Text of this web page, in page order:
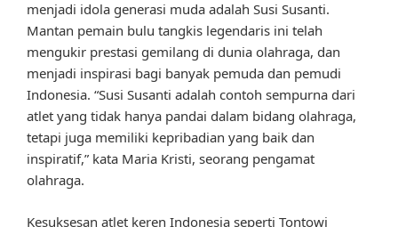
menjadi idola generasi muda adalah Susi Susanti.
Mantan pemain bulu tangkis legendaris ini telah
mengukir prestasi gemilang di dunia olahraga, dan
menjadi inspirasi bagi banyak pemuda dan pemudi
Indonesia. “Susi Susanti adalah contoh sempurna dari
atlet yang tidak hanya pandai dalam bidang olahraga,
tetapi juga memiliki kepribadian yang baik dan
inspiratif,” kata Maria Kristi, seorang pengamat
olahraga.
Kesuksesan atlet keren Indonesia seperti Tontowi